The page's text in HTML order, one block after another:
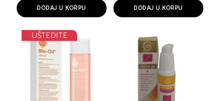
DODAJ U KORPU DODAJ U KORPU
UŠTEDITE